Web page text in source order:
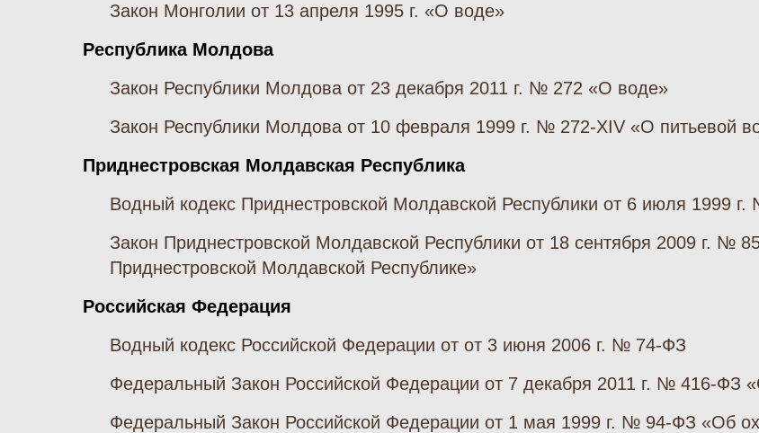
Закон Монголии от 13 апреля 1995 г. «О воде»
Республика Молдова
Закон Республики Молдова от 23 декабря 2011 г. № 272 «О воде»
Закон Республики Молдова от 10 февраля 1999 г. № 272-XIV «О питьевой
Приднестровская Молдавская Республика
Водный кодекс Приднестровской Молдавской Республики от 6 июля 1999
Закон Приднестровской Молдавской Республики от 18 сентября 2009 г. №
Приднестровской Молдавской Республике»
Российская Федерация
Водный кодекс Российской Федерации от от 3 июня 2006 г. № 74-ФЗ
Федеральный Закон Российской Федерации от 7 декабря 2011 г. № 416-ФЗ
Федеральный Закон Российской Федерации от 1 мая 1999 г. № 94-ФЗ «Об